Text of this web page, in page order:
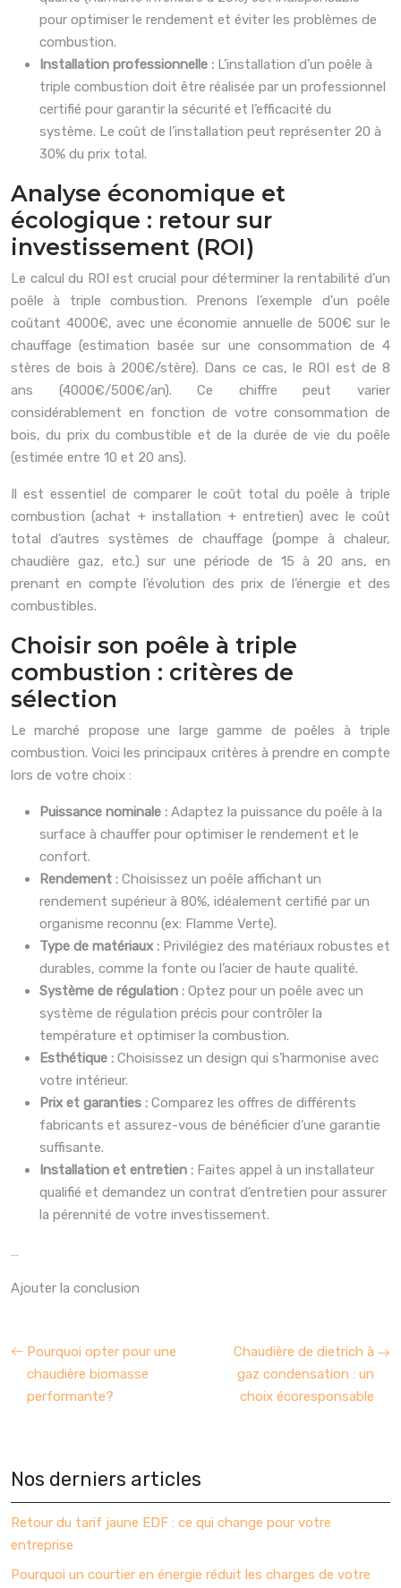
pour optimiser le rendement et éviter les problèmes de
combustion.
Installation professionnelle : L’installation d’un poêle à
triple combustion doit être réalisée par un professionnel
certifié pour garantir la sécurité et l’efficacité du
système. Le coût de l’installation peut représenter 20 à
30% du prix total.
Analyse économique et
écologique : retour sur
investissement (ROI)
Le calcul du ROI est crucial pour déterminer la rentabilité d’un
poêle à triple combustion. Prenons l’exemple d’un poêle
coûtant 4000€, avec une économie annuelle de 500€ sur le
chauffage (estimation basée sur une consommation de 4
stères de bois à 200€/stère). Dans ce cas, le ROI est de 8
ans (4000€/500€/an). Ce chiffre peut varier
considérablement en fonction de votre consommation de
bois, du prix du combustible et de la durée de vie du poêle
(estimée entre 10 et 20 ans).
Il est essentiel de comparer le coût total du poêle à triple
combustion (achat + installation + entretien) avec le coût
total d’autres systèmes de chauffage (pompe à chaleur,
chaudière gaz, etc.) sur une période de 15 à 20 ans, en
prenant en compte l’évolution des prix de l’énergie et des
combustibles.
Choisir son poêle à triple
combustion : critères de
sélection
Le marché propose une large gamme de poêles à triple
combustion. Voici les principaux critères à prendre en compte
lors de votre choix :
Puissance nominale : Adaptez la puissance du poêle à la
surface à chauffer pour optimiser le rendement et le
confort.
Rendement : Choisissez un poêle affichant un
rendement supérieur à 80%, idéalement certifié par un
organisme reconnu (ex: Flamme Verte).
Type de matériaux : Privilégiez des matériaux robustes et
durables, comme la fonte ou l’acier de haute qualité.
Système de régulation : Optez pour un poêle avec un
système de régulation précis pour contrôler la
température et optimiser la combustion.
Esthétique : Choisissez un design qui s’harmonise avec
votre intérieur.
Prix et garanties : Comparez les offres de différents
fabricants et assurez-vous de bénéficier d’une garantie
suffisante.
Installation et entretien : Faites appel à un installateur
qualifié et demandez un contrat d’entretien pour assurer
la pérennité de votre investissement.
…
Ajouter la conclusion
Pourquoi opter pour une
chaudière biomasse
performante?
Chaudière de dietrich à
gaz condensation : un
choix écoresponsable
Nos derniers articles
Retour du tarif jaune EDF : ce qui change pour votre
entreprise
Pourquoi un courtier en énergie réduit les charges de votre